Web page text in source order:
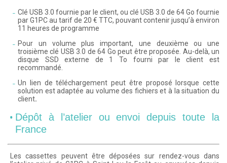
Clé USB 3.0 fournie par le client, ou clé USB 3.0 de 64 Go fournie
par G1PC au tarif de 20 € TTC, pouvant contenir jusqu’à environ
11 heures de programme
Pour un volume plus important, une deuxième ou une
troisième clé USB 3.0 de 64 Go peut être proposée. Au-delà, un
disque SSD externe de 1 To fourni par le client est
recommandé.
Un lien de téléchargement peut être proposé lorsque cette
solution est adaptée au volume des fichiers et à la situation du
client.
Dépôt à l’atelier ou envoi depuis toute la
France
Les cassettes peuvent être déposées sur rendez-vous dans